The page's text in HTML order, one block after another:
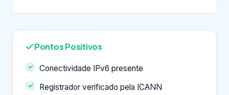
Pontos Positivos
Conectividade IPv6 presente
Registrador verificado pela ICANN